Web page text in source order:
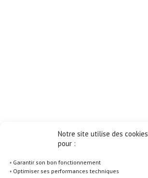
Notre site utilise des cookies
pour :
◦ Garantir son bon fonctionnement
◦ Optimiser ses performances techniques